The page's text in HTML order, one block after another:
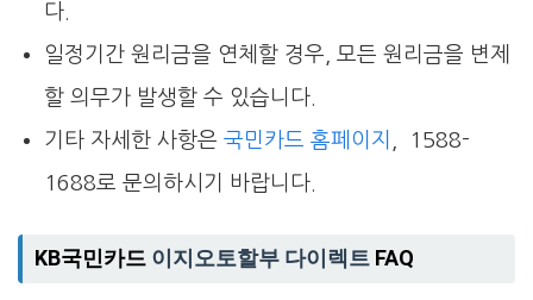
다.
일정기간 원리금을 연체할 경우, 모든 원리금을 변제
할 의무가 발생할 수 있습니다.
기타 자세한 사항은 국민카드 홈페이지
, 1588-
1688로 문의하시기 바랍니다.
KB국민카드 이지오토할부 다이렉트 FAQ